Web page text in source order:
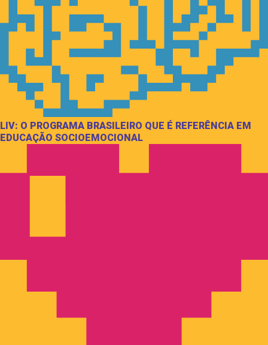
LIV: O PROGRAMA BRASILEIRO QUE É REFERÊNCIA EM
EDUCAÇÃO SOCIOEMOCIONAL